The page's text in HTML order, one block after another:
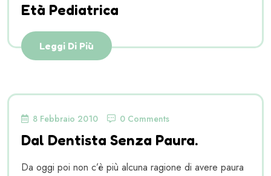
Età Pediatrica
Leggi Di Più
8 Febbraio 2010 0 Comments
Dal Dentista Senza Paura.
Da oggi poi non c’è più alcuna ragione di avere paura